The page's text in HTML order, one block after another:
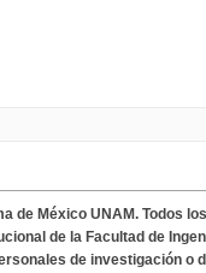
de México UNAM. Todos
de la Facultad de
de investigación o